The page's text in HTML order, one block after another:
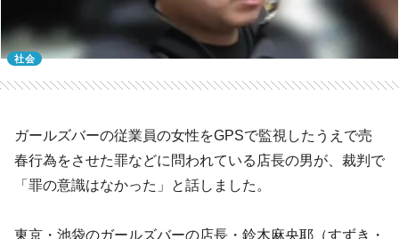
社会
ガールズバーの従業員の女性をGPSで監視したうえで売
春行為をさせた罪などに問われている店長の男が、裁判で
「罪の意識はなかった」と話しました。
東京・池袋のガールズバーの店長・鈴木麻央耶（すずき・